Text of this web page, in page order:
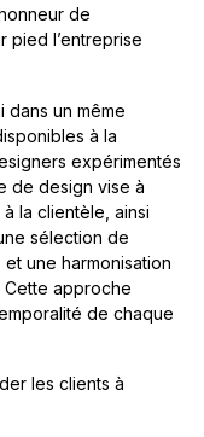
de
pied l’entreprise
dans un même
à la
expérimentés
de design vise à
la clientèle, ainsi
sélection de
une harmonisation
Cette approche
de chaque
les clients à